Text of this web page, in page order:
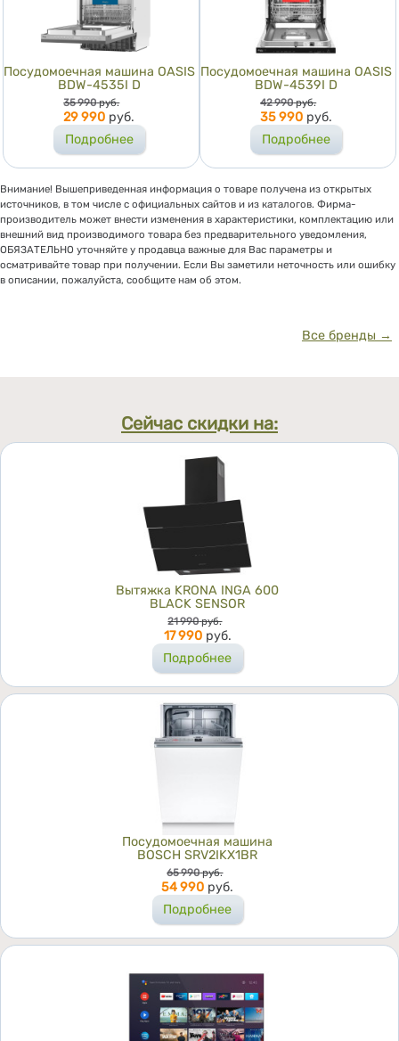
Посудомоечная машина OASIS
BDW-4535I D
Цена
35 990 руб.
29 990 руб.
Подробнее
Посудомоечная машина OASIS
BDW-4539I D
Цена
42 990 руб.
35 990 руб.
Подробнее
Внимание! Вышеприведенная информация о товаре получена из открытых
источников, в том числе с официальных сайтов и из каталогов. Фирма-
производитель может внести изменения в характеристики, комплектацию или
внешний вид производимого товара без предварительного уведомления,
ОБЯЗАТЕЛЬНО уточняйте у продавца важные для Вас параметры и
осматривайте товар при получении. Если Вы заметили неточность или ошибку
в описании, пожалуйста, сообщите нам об этом.
Все бренды →
Сейчас скидки на:
Вытяжка KRONA INGA 600
BLACK SENSOR
Цена
21 990 руб.
17 990 руб.
Подробнее
Посудомоечная машина
BOSCH SRV2IKX1BR
Цена
65 990 руб.
54 990 руб.
Подробнее